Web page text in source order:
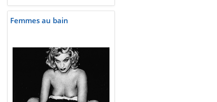
Femmes au bain